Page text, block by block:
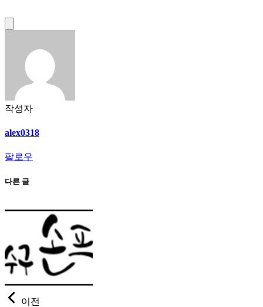
작성자
alex0318
팔로우
다른 글
이전